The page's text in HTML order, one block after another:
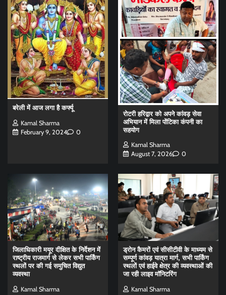
बरेली में आज लगा है कर्फ्यू
Kamal Sharma
February 9, 2024
0
रोटरी हरिद्वार को अपने कांवड़ सेवा
अभियान में मिला पोंटिका कंपनी का
सहयोग
Kamal Sharma
August 7, 2026
0
जिलाधिकारी मयूर दीक्षित के निर्देशन में
राष्ट्रीय राजमार्ग से लेकर सभी पार्किंग
स्थलों पर की गई समुचित विद्युत
व्यवस्था
Kamal Sharma
ड्रोन कैमरों एवं सीसीटीवी के माध्यम से
सम्पूर्ण कांवड़ यात्रा मार्ग, सभी पार्किंग
स्थलों एवं हाईवे क्षेत्र की व्यवस्थाओं की
जा रही लाइव मॉनिटरिंग
Kamal Sharma